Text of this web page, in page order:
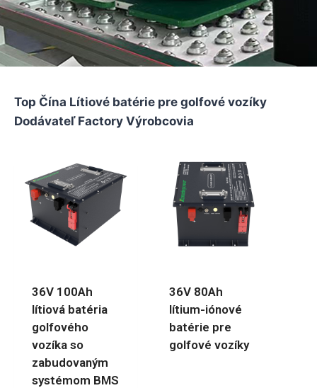
Top Čína Lítiové batérie pre golfové vozíky
Dodávateľ Factory Výrobcovia
36V 100Ah
lítiová batéria
golfového
vozíka so
zabudovaným
systémom BMS
36V 80Ah
lítium-iónové
batérie pre
golfové vozíky